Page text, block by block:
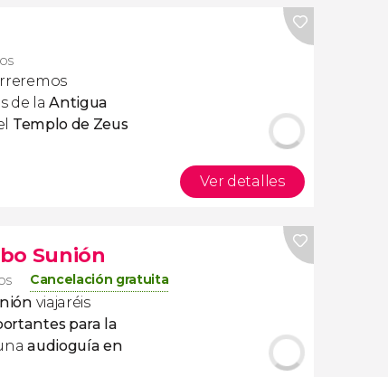
de la Antigua
Templo de Zeus
Ver detalles
Sunión
Cancelación gratuita
viajaréis
para la
audioguía en